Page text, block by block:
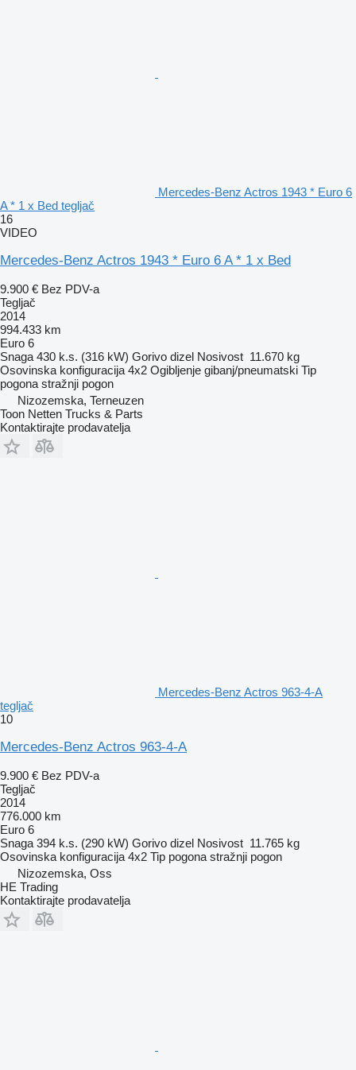
Mercedes-Benz Actros 1943 * Euro 6
A * 1 x Bed tegljač
16
VIDEO
Mercedes-Benz Actros 1943 * Euro 6 A * 1 x Bed
9.900 € Bez PDV-a
Tegljač
2014
994.433 km
Euro 6
Snaga 430 k.s. (316 kW) Gorivo dizel Nosivost 11.670 kg
Osovinska konfiguracija 4x2 Ogibljenje gibanj/pneumatski Tip
pogona stražnji pogon
Nizozemska, Terneuzen
Toon Netten Trucks & Parts
Kontaktirajte prodavatelja
Mercedes-Benz Actros 963-4-A
tegljač
10
Mercedes-Benz Actros 963-4-A
9.900 € Bez PDV-a
Tegljač
2014
776.000 km
Euro 6
Snaga 394 k.s. (290 kW) Gorivo dizel Nosivost 11.765 kg
Osovinska konfiguracija 4x2 Tip pogona stražnji pogon
Nizozemska, Oss
HE Trading
Kontaktirajte prodavatelja